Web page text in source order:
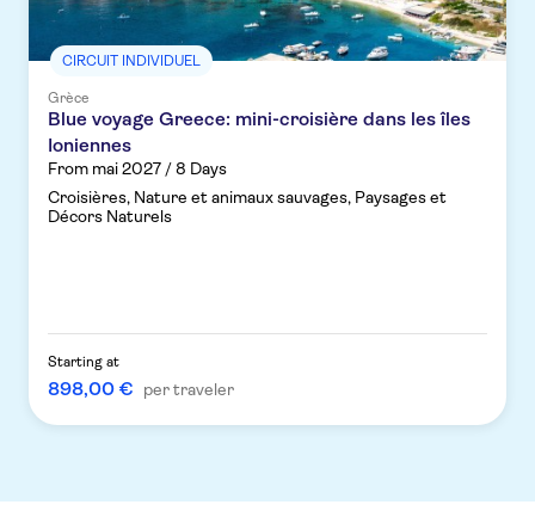
CIRCUIT INDIVIDUEL
Grèce
Blue voyage Greece: mini-croisière dans les îles
Ioniennes
From mai 2027 / 8 Days
Croisières, Nature et animaux sauvages, Paysages et
Décors Naturels
Starting at
898,00 € per traveler